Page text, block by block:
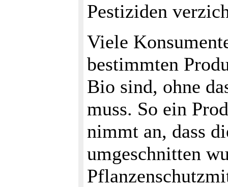
Pestiziden
Viele
bestimmten
Bio sind, ohne
muss. So ein
nimmt an, dass
umgeschnitten